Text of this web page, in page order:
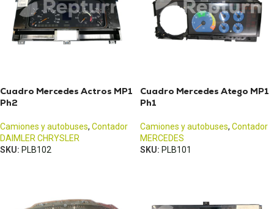
Cuadro Mercedes Actros MP1
Ph2
Camiones y autobuses, Contador
DAIMLER CHRYSLER
SKU: PLB102
Cuadro Mercedes Atego MP1
Ph1
Camiones y autobuses, Contador
MERCEDES
SKU: PLB101